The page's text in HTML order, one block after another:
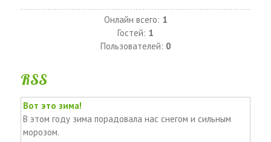
Онлайн всего: 1
Гостей: 1
Пользователей: 0
RSS
Вот это зима!
В этом году зима порадовала нас снегом и сильным
морозом.